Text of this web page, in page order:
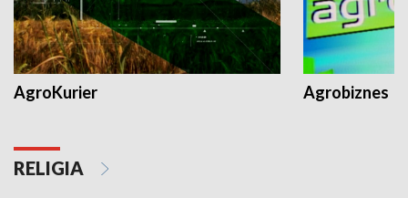
AgroKurier Agrobiznes
RELIGIA